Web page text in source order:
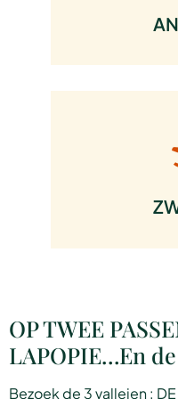
OP TWEE
LAPOPIE…En
Bezoek de 3 valleien : DE